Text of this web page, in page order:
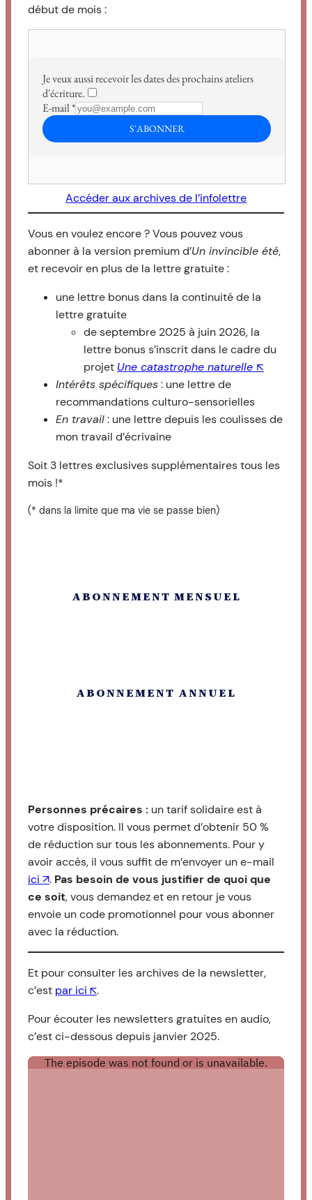
début de mois :
Accéder aux archives de l’infolettre
Vous en voulez encore ? Vous pouvez vous
abonner à la version premium d’Un invincible été,
et recevoir en plus de la lettre gratuite :
une lettre bonus dans la continuité de la
lettre gratuite
de septembre 2025 à juin 2026, la
lettre bonus s’inscrit dans le cadre du
projet Une catastrophe naturelle ↖︎
Intérêts spécifiques: une lettre de
recommandations culturo-sensorielles
En travail: une lettre depuis les coulisses de
mon travail d’écrivaine
Soit 3 lettres exclusives supplémentaires tous les
mois !*
(* dans la limite que ma vie se passe bien)
ABONNEMENT MENSUEL
ABONNEMENT ANNUEL
Personnes précaires : un tarif solidaire est à
votre disposition. Il vous permet d’obtenir 50 %
de réduction sur tous les abonnements. Pour y
avoir accès, il vous suffit de m’envoyer un e-mail
ici ↗︎. Pas besoin de vous justifier de quoi que
ce soit, vous demandez et en retour je vous
envoie un code promotionnel pour vous abonner
avec la réduction.
Et pour consulter les archives de la newsletter,
c’est par ici ↖︎.
Pour écouter les newsletters gratuites en audio,
c’est ci-dessous depuis janvier 2025.